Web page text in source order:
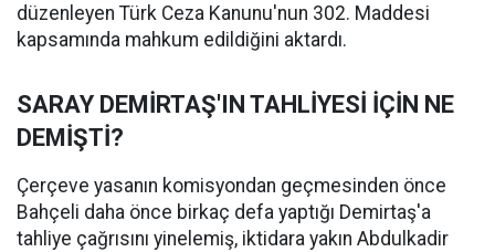
düzenleyen Türk Ceza Kanunu'nun 302. Maddesi
kapsamında mahkum edildiğini aktardı.
SARAY DEMİRTAŞ'IN TAHLİYESİ İÇİN NE
DEMİŞTİ?
Çerçeve yasanın komisyondan geçmesinden önce
Bahçeli daha önce birkaç defa yaptığı Demirtaş'a
tahliye çağrısını yinelemiş, iktidara yakın Abdulkadir